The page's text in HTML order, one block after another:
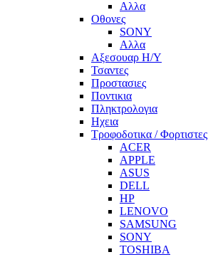
Αλλα
Οθονες
SONY
Αλλα
Αξεσουαρ Η/Υ
Τσαντες
Προστασιες
Ποντικια
Πληκτρολογια
Ηχεια
Τροφοδοτικα / Φορτιστες
ACER
APPLE
ASUS
DELL
HP
LENOVO
SAMSUNG
SONY
TOSHIBA